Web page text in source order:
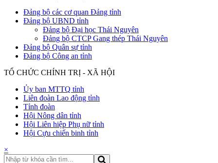
Đảng bộ các cơ quan Đảng tỉnh
Đảng bộ UBND tỉnh
Đảng bộ Đại học Thái Nguyên
Đảng bộ CTCP Gang thép Thái Nguyên
Đảng bộ Quân sự tỉnh
Đảng bộ Công an tỉnh
TỔ CHỨC CHÍNH TRỊ - XÃ HỘI
Ủy ban MTTQ tỉnh
Liên đoàn Lao động tỉnh
Tỉnh đoàn
Hội Nông dân tỉnh
Hội Liên hiệp Phụ nữ tỉnh
Hội Cựu chiến binh tỉnh
×